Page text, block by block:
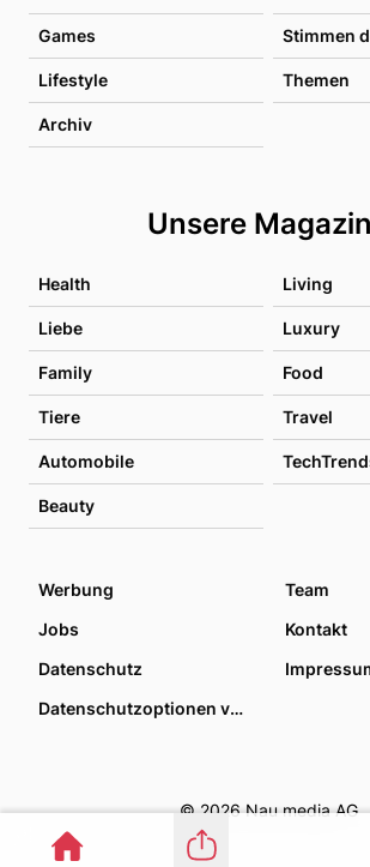
Games Stimmen
Lifestyle Themen
Archiv
Unsere
Health Living
Liebe Luxury
Family Food
Tiere Travel
Automobile
Beauty
Werbung
Team
Jobs
Kontakt
Datenschutz
Datenschutzoptionen verwalten
© 2026 Nau media AG